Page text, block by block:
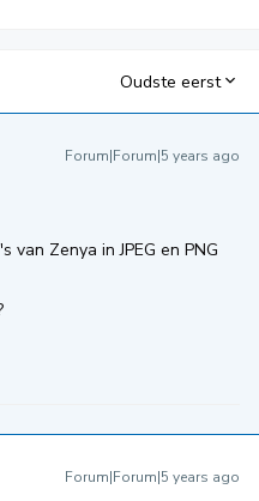
Oudste eerst
Forum|Forum|5 years ago
van Zenya in JPEG en PNG
Forum|Forum|5 years ago